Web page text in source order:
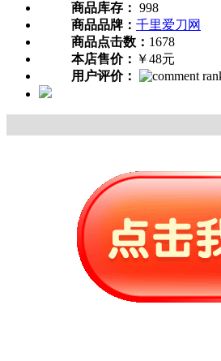
商品库存： 998
商品品牌： 千里爱刀网
商品点击数： 1678
本店售价： ￥48元
用户评价：